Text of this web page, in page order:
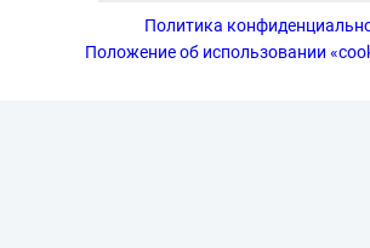
изображённых лиц в
с требованиями
Политика
Положение об использовании